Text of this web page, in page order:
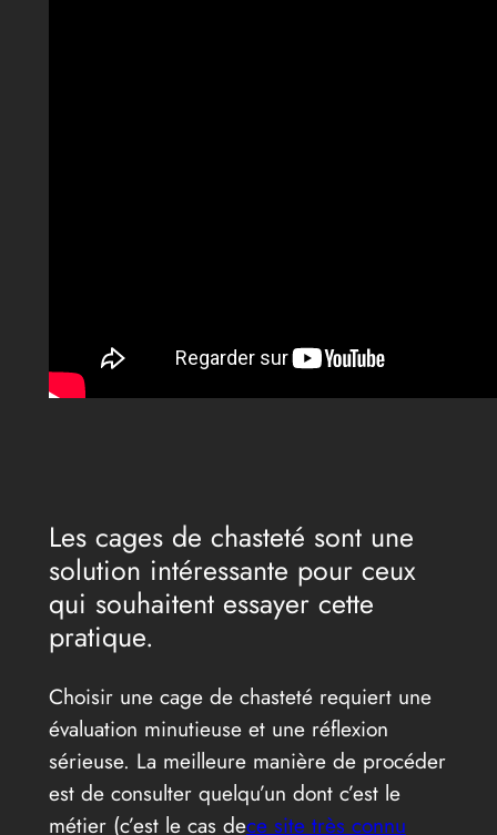
Les cages de chasteté sont une
solution intéressante pour ceux
qui souhaitent essayer cette
pratique.
Choisir une cage de chasteté requiert une
évaluation minutieuse et une réflexion
sérieuse. La meilleure manière de procéder
est de consulter quelqu’un dont c’est le
métier (c’est le cas dece site très connu